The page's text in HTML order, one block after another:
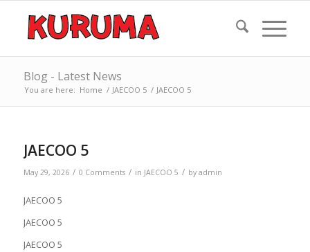
Blog - Latest News
You are here: Home / JAECOO 5 / JAECOO 5
JAECOO 5
May 29, 2026 / 0 Comments / in JAECOO 5 / by admin
JAECOO 5
JAECOO 5
JAECOO 5